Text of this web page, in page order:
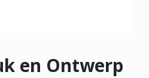
en Ontwerp